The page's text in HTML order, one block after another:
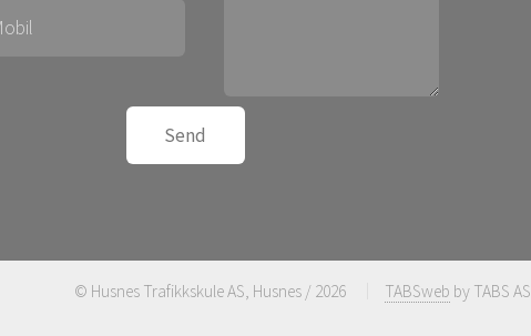
© Husnes Trafikkskule AS, Husnes / 2026 TABSweb by TABS AS